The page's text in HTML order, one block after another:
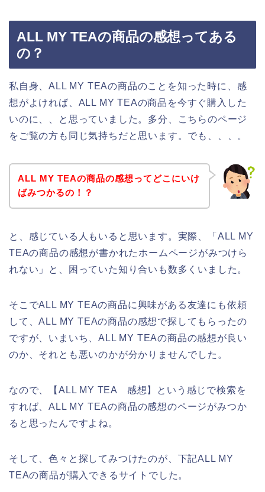
ALL MY TEAの商品の感想ってある
の？
私自身、ALL MY TEAの商品のことを知った時に、感
想がよければ、ALL MY TEAの商品を今すぐ購入した
いのに、、と思っていました。多分、こちらのページ
をご覧の方も同じ気持ちだと思います。でも、、、。
ALL MY TEAの商品の感想ってどこにいけ
ばみつかるの！？
と、感じている人もいると思います。実際、「ALL MY
TEAの商品の感想が書かれたホームページがみつけら
れない」と、困っていた知り合いも数多くいました。
そこでALL MY TEAの商品に興味がある友達にも依頼
して、ALL MY TEAの商品の感想で探してもらったの
ですが、いまいち、ALL MY TEAの商品の感想が良い
のか、それとも悪いのかが分かりませんでした。
なので、【ALL MY TEA 感想】という感じで検索を
すれば、ALL MY TEAの商品の感想のページがみつか
ると思ったんですよね。
そして、色々と探してみつけたのが、下記ALL MY
TEAの商品が購入できるサイトでした。